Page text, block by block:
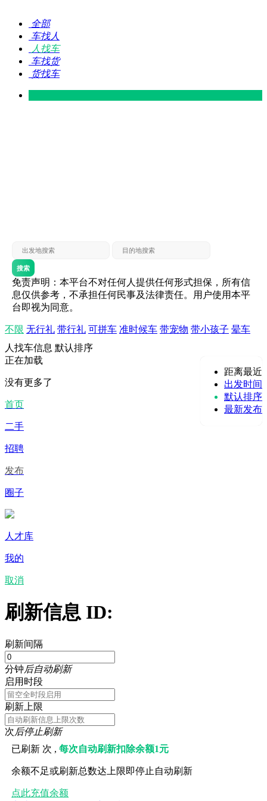
全部
车找人
人找车
车找货
货找车
搜索
免责声明：本平台不对任何人提供任何形式担保，所有信
息仅供参考，不承担任何民事及法律责任。用户使用本平
台即视为同意。
不限 无行礼 带行礼 可拼车 准时候车 带宠物 带小孩子 晕车
人找车信息 默认排序
距离最近
出发时间
默认排序
最新发布
正在加载
没有更多了
首页
二手
招聘
发布
圈子
人才库
我的
取消
刷新信息 ID:
刷新间隔
分钟后自动刷新
启用时段
刷新上限
次后停止刷新
已刷新 次 ,每次自动刷新扣除余额1元
余额不足或刷新总数达上限即停止自动刷新
点此充值余额